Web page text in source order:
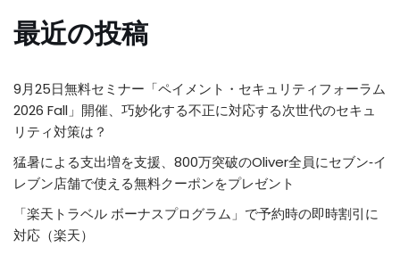
最近の投稿
9月25日無料セミナー「ペイメント・セキュリティフォーラム
2026 Fall」開催、巧妙化する不正に対応する次世代のセキュ
リティ対策は？
猛暑による支出増を支援、800万突破のOliver全員にセブン‐イ
レブン店舗で使える無料クーポンをプレゼント
「楽天トラベル ボーナスプログラム」で予約時の即時割引に
対応（楽天）